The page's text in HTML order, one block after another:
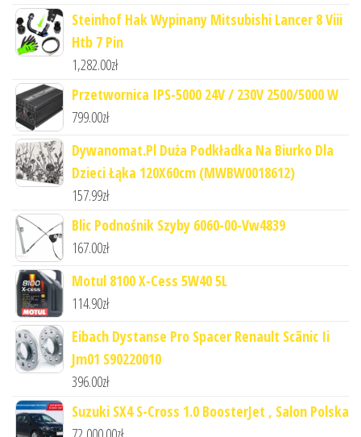
Steinhof Hak Wypinany Mitsubishi Lancer 8 Viii
Htb 7 Pin
1,282.00zł
Przetwornica IPS-5000 24V / 230V 2500/5000 W
799.00zł
Dywanomat.Pl Duża Podkładka Na Biurko Dla
Dzieci Łąka 120X60cm (MWBW0018612)
157.99zł
Blic Podnośnik Szyby 6060-00-Vw4839
167.00zł
Motul 8100 X-Cess 5W40 5L
114.90zł
Eibach Dystanse Pro Spacer Renault Scãnic Ii
Jm01 S90220010
396.00zł
Suzuki SX4 S-Cross 1.0 BoosterJet , Salon Polska